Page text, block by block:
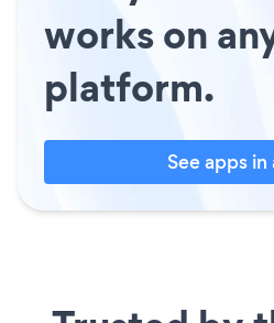
works on
platform.
See apps